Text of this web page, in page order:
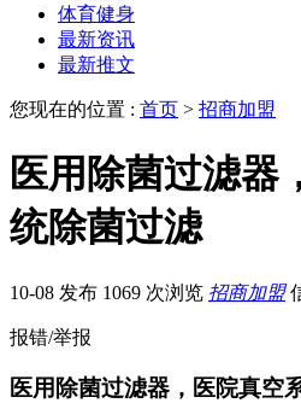
体育健身
最新资讯
最新推文
您现在的位置 : 首页 > 招商加盟
医用除菌过滤器
统除菌过滤
10-08 发布 1069 次浏览 招商加盟
报错/举报
医用除菌过滤器，医院真空